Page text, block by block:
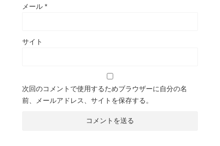
メール *
サイト
次回のコメントで使用するためブラウザーに自分の名
前、メールアドレス、サイトを保存する。